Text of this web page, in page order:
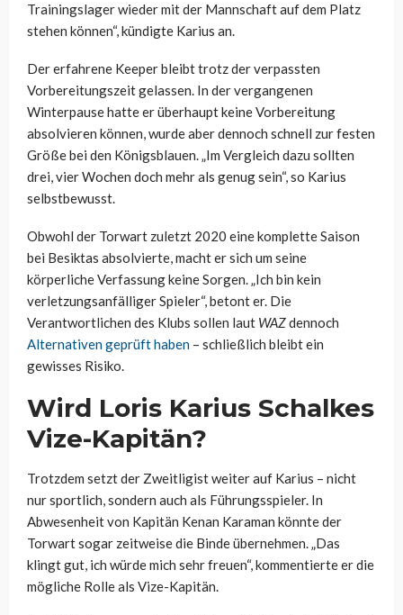
Trainingslager wieder mit der Mannschaft auf dem Platz
stehen können“, kündigte Karius an.
Der erfahrene Keeper bleibt trotz der verpassten
Vorbereitungszeit gelassen. In der vergangenen
Winterpause hatte er überhaupt keine Vorbereitung
absolvieren können, wurde aber dennoch schnell zur festen
Größe bei den Königsblauen. „Im Vergleich dazu sollten
drei, vier Wochen doch mehr als genug sein“, so Karius
selbstbewusst.
Obwohl der Torwart zuletzt 2020 eine komplette Saison
bei Besiktas absolvierte, macht er sich um seine
körperliche Verfassung keine Sorgen. „Ich bin kein
verletzungsanfälliger Spieler“, betont er. Die
Verantwortlichen des Klubs sollen laut WAZdennoch
Alternativen geprüft haben – schließlich bleibt ein
gewisses Risiko.
Wird Loris Karius Schalkes
Vize-Kapitän?
Trotzdem setzt der Zweitligist weiter auf Karius – nicht
nur sportlich, sondern auch als Führungsspieler. In
Abwesenheit von Kapitän Kenan Karaman könnte der
Torwart sogar zeitweise die Binde übernehmen. „Das
klingt gut, ich würde mich sehr freuen“, kommentierte er die
mögliche Rolle als Vize-Kapitän.